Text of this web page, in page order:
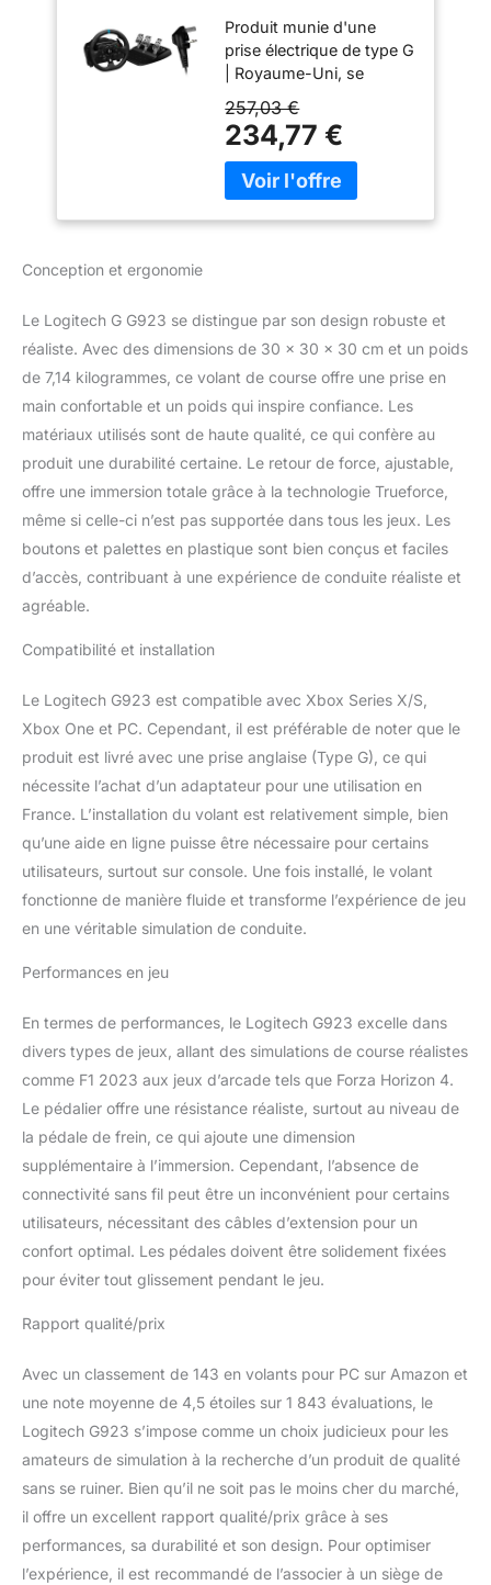
& PC (Prise
Anglaise)
Produit munie d'une
prise électrique de type G
| Royaume-Uni, se
00158 pour la version
européenne
TRUEFORCE:la
technologie TRUEFORCE
conduite ultime avec un
traitement à 4 000 fois
par sec Double
embrayage
programmable:
démarrage avec un
double embrayage
programmable comme
une véritable voiture de
course directement à
partir de la manette (jeux
compatibles
jeu intégrées Xbox Series
XS, Xbox One ou PC,
sélecteur à 24 points et
ressort de freinage
progressif Design de
course premium:
nouveau design
d’équipement Logitech G
avec matériaux premium:
couvre volant en cuir noir
cousu à la main et
jeux de course: G923
pour Xbox compatible
de course Xbox Series
X|S, Xbox One et PC
sélectionnés pour
TRUEFORCE;
téléchargez Logitech G
HUB Commandes de
jeux sur le volant: ajustez
la sensibilité du volant,
les niveaux de retour de
force et la conduite
pour personnaliser les
boutons Compatibilité
jeux de course: G923
pour Xbox compatible
avec la plupart des jeux
de course Xbox Series
X|S, Xbox One et PC
sélectionnés pour
TRUEFORCE;
téléchargez Logitech G
257,03 €
234,77 €
Conception et ergonomie
Le Logitech G G923 se distingue par son design robuste et
réaliste. Avec des dimensions de 30 x 30 x 30 cm et un poids
de 7,14 kilogrammes, ce volant de course offre une prise en
main confortable et un poids qui inspire confiance. Les
matériaux utilisés sont de haute qualité, ce qui confère au
produit une durabilité certaine. Le retour de force, ajustable,
offre une immersion totale grâce à la technologie Trueforce,
même si celle-ci n’est pas supportée dans tous les jeux. Les
boutons et palettes en plastique sont bien conçus et faciles
d’accès, contribuant à une expérience de conduite réaliste et
agréable.
Compatibilité et installation
Le Logitech G923 est compatible avec Xbox Series X/S,
Xbox One et PC. Cependant, il est préférable de noter que le
produit est livré avec une prise anglaise (Type G), ce qui
nécessite l’achat d’un adaptateur pour une utilisation en
France. L’installation du volant est relativement simple, bien
qu’une aide en ligne puisse être nécessaire pour certains
utilisateurs, surtout sur console. Une fois installé, le volant
fonctionne de manière fluide et transforme l’expérience de jeu
en une véritable simulation de conduite.
Performances en jeu
En termes de performances, le Logitech G923 excelle dans
divers types de jeux, allant des simulations de course réalistes
comme F1 2023 aux jeux d’arcade tels que Forza Horizon 4.
Le pédalier offre une résistance réaliste, surtout au niveau de
la pédale de frein, ce qui ajoute une dimension
supplémentaire à l’immersion. Cependant, l’absence de
connectivité sans fil peut être un inconvénient pour certains
utilisateurs, nécessitant des câbles d’extension pour un
confort optimal. Les pédales doivent être solidement fixées
pour éviter tout glissement pendant le jeu.
Rapport qualité/prix
Avec un classement de 143 en volants pour PC sur Amazon et
une note moyenne de 4,5 étoiles sur 1 843 évaluations, le
Logitech G923 s’impose comme un choix judicieux pour les
amateurs de simulation à la recherche d’un produit de qualité
sans se ruiner. Bien qu’il ne soit pas le moins cher du marché,
il offre un excellent rapport qualité/prix grâce à ses
performances, sa durabilité et son design. Pour optimiser
l’expérience, il est recommandé de l’associer à un siège de